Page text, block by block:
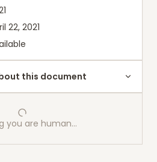
22, 2021
this document
you are human…